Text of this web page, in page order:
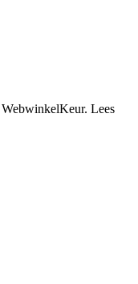
WebwinkelKeur. Lees